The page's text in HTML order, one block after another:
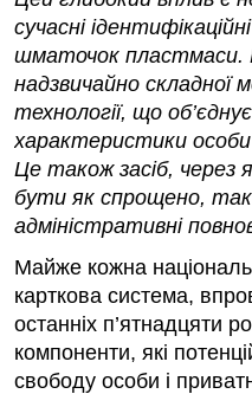
сучасні
шматочок пластмаси.
надзвичайно складної
технології, що
характеристики
Це також засіб,
бути як спрощено, так
адміністративні
Майже кожна
карткова система,
останніх п’ятнадцяти
компоненти, які
свободу особи і